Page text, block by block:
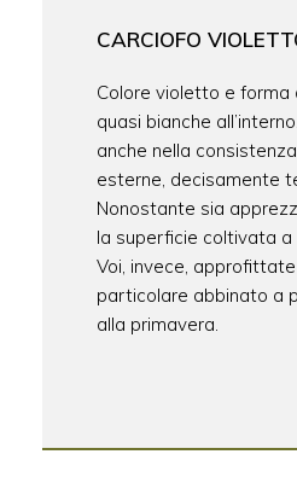
CARCIOFO
Colore violetto e forma
quasi bianche
anche nella
esterne, decisamente
Nonostante sia
la superficie coltivata
Voi, invece,
particolare abbinato a
alla primavera.